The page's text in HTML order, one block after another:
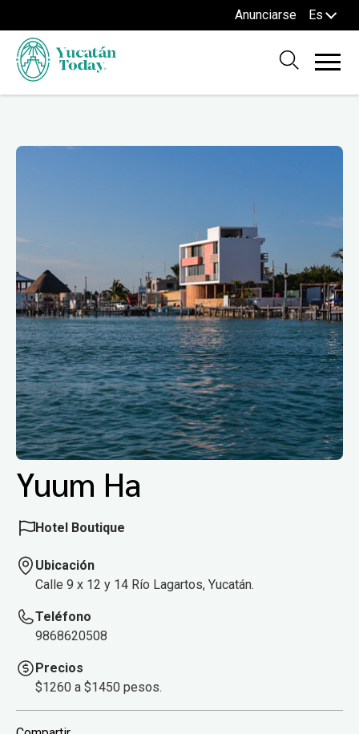
Anunciarse Es
Yuum Ha
Hotel Boutique
Ubicación
Calle 9 x 12 y 14 Río Lagartos, Yucatán.
Teléfono
9868620508
Precios
$1260 a $1450 pesos.